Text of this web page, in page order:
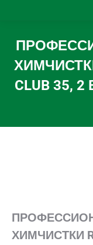
ХИМЧИСТКИ
CLUB 35,
ХИМЧИСТКИ